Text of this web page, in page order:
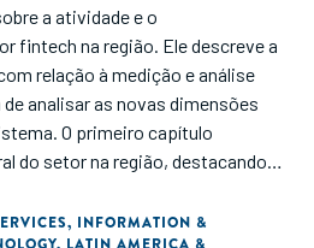
a atividade e o
fintech na região. Ele descreve a
relação à medição e análise
de analisar as novas dimensões
O primeiro capítulo
do setor na região, destacando a
startups, bem como a situação
, INFORMATION &